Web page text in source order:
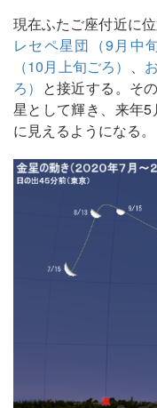
現在ふたご座付近に
レセペ星団（9月中
（10月上旬ごろ） 、
ろ） と接近する。そ
星として輝き、来年
に見えるようになる。